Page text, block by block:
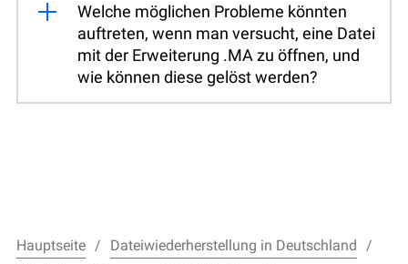
Welche möglichen Probleme könnten
auftreten, wenn man versucht, eine Datei
mit der Erweiterung .MA zu öffnen, und
wie können diese gelöst werden?
Hauptseite
Dateiwiederherstellung in Deutschland